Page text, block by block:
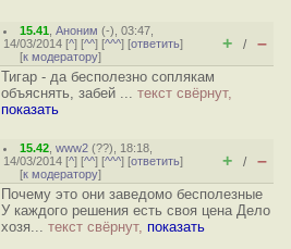
15.41 ,Аноним (-), 03:47,
14/03/2014 [^] [^^] [^^^] [ответить]
[к модератору]
+ / –
Тигар - да бесполезно соплякам
объяснять, забей ... текст свёрнут,
показать
15.42 ,www2 (??), 18:18,
14/03/2014 [^] [^^] [^^^] [ответить]
[к модератору]
+ / –
Почему это они заведомо бесполезные
У каждого решения есть своя цена Дело
хозя... текст свёрнут, показать